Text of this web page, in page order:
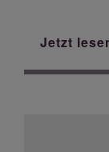
Jetzt